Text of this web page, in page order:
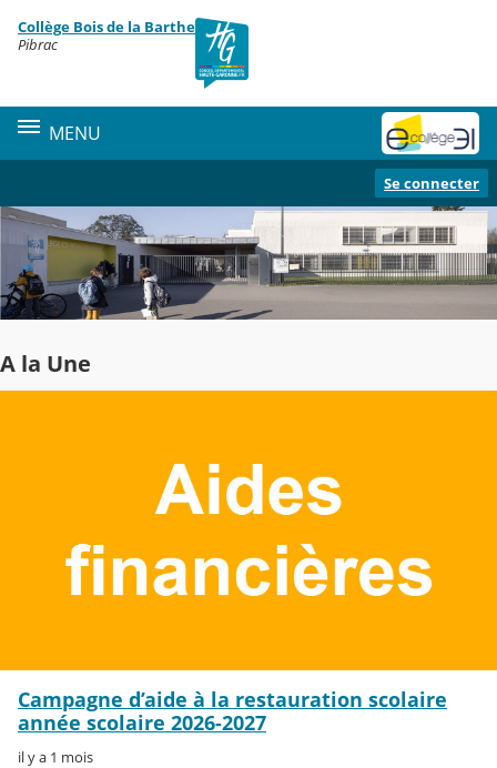
Contenu
Collège Bois de la Barthe
Pibrac
MENU
Se connecter
A la Une
Campagne d’aide à la restauration scolaire
année scolaire 2026-2027
il y a 1 mois